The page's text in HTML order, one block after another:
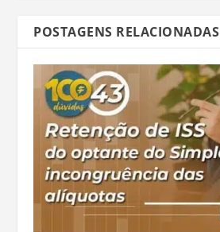
POSTAGENS RELACIONADAS